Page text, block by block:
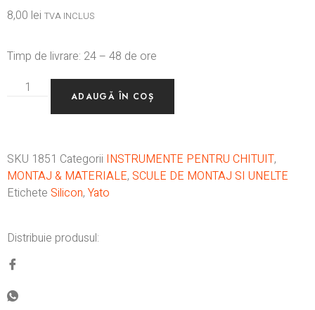
8,00 lei TVA INCLUS
Timp de livrare: 24 – 48 de ore
ADAUGĂ ÎN COȘ
SKU 1851 Categorii INSTRUMENTE PENTRU CHITUIT,
MONTAJ & MATERIALE, SCULE DE MONTAJ SI UNELTE
Etichete Silicon, Yato
Distribuie produsul: